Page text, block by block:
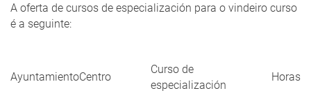
A oferta de cursos de especialización para o vindeiro curso
é a seguinte:
AyuntamientoCentro
Curso de
especialización
Horas